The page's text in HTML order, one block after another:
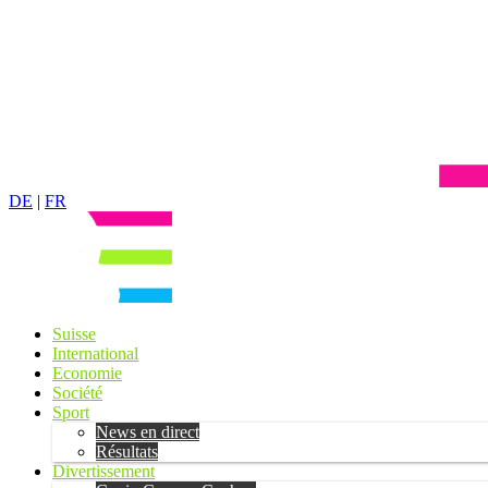
DE | FR
Suisse
International
Economie
Société
Sport
News en direct
Résultats
Divertissement